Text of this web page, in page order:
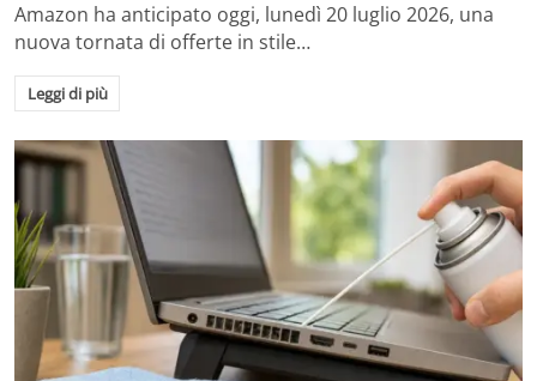
Amazon ha anticipato oggi, lunedì 20 luglio 2026, una
nuova tornata di offerte in stile…
Leggi di più